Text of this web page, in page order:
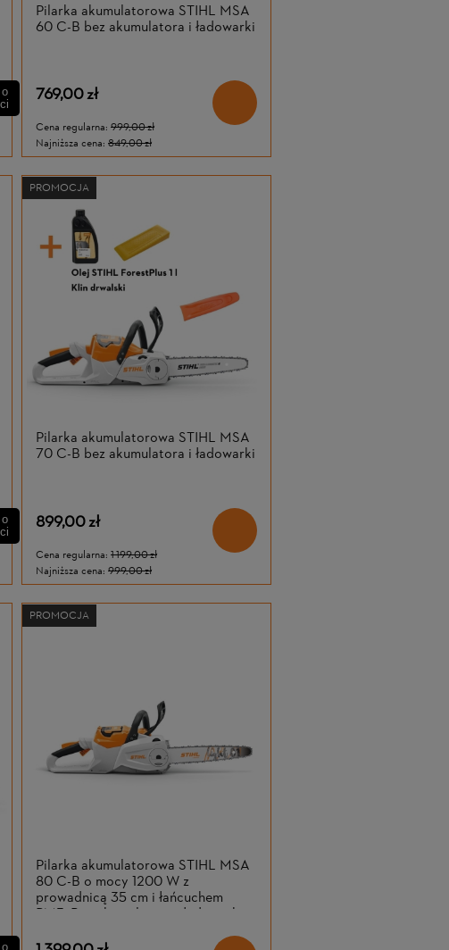
Pilarka akumulatorowa STIHL MSA
60 C-B bez akumulatora i ładowarki
769,00 zł
Cena regularna: 999,00 zł
Najniższa cena: 849,00 zł
Pilarka akumulatorowa STIHL MSA
70 C-B bez akumulatora i ładowarki
899,00 zł
Cena regularna: 1 199,00 zł
Najniższa cena: 999,00 zł
PROMOCJA
Pilarka akumulatorowa STIHL MSA
80 C-B o mocy 1200 W z
prowadnicą 35 cm i łańcuchem
PM3. Bez akumulatora i ładowarki
PROMOCJA